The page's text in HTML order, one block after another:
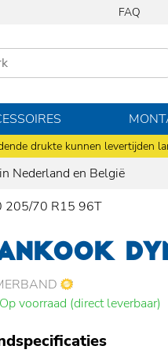
drukte kunnen levertijden
FAQ
Nederland en België
205/70 R15 96T
Op voorraad (direct leverbaar)